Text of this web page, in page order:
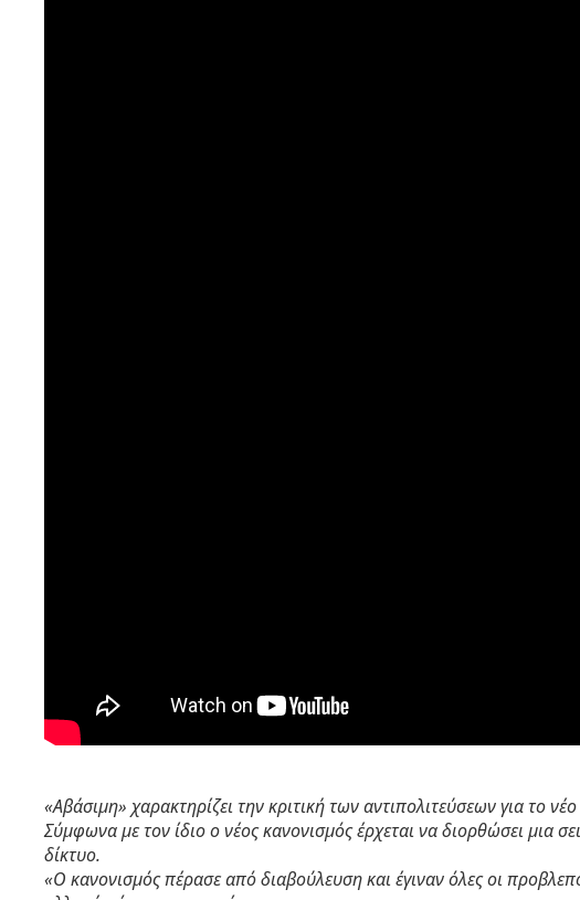
«Αβάσιμη» χαρακτηρίζει την κριτική των αντιπολιτεύσεων για το
Σύμφωνα με τον ίδιο ο νέος κανονισμός έρχεται να διορθώσει μια
δίκτυο.
«Ο κανονισμός πέρασε από διαβούλευση και έγιναν όλες οι